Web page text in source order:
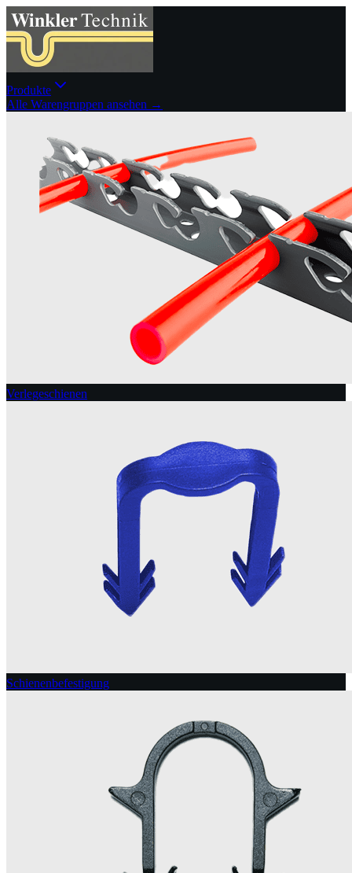
Produkte
Alle Warengruppen ansehen →
Verlegeschienen
Schienenbefestigung